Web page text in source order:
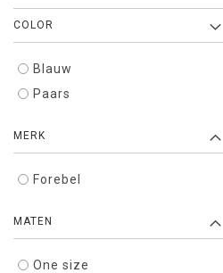
COLOR
Blauw
Paars
MERK
Forebel
MATEN
One size